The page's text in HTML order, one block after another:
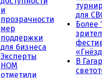
и
прозрачности
мер
поддержки
для бизнеса
Эксперты
НОМ
отметили
для
Более
В